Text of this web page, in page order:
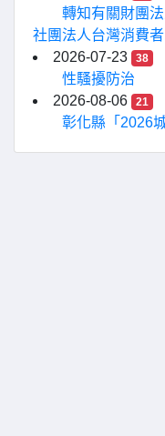
轉知有關財團
社團法人台灣消費者
2026-07-23
38
性騷擾防治
2026-08-06
21
彰化縣「2026